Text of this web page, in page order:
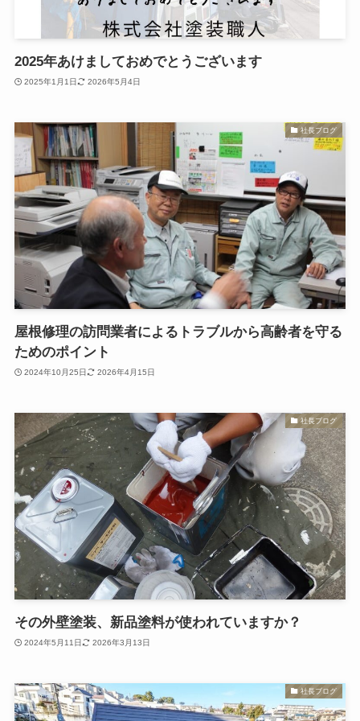
2025年あけましておめでとうございます
2025年1月1日 2026年5月4日
社長ブログ
屋根修理の訪問業者によるトラブルから高齢者を守る
ためのポイント
2024年10月25日 2026年4月15日
社長ブログ
その外壁塗装、新品塗料が使われていますか？
2024年5月11日 2026年3月13日
社長ブログ